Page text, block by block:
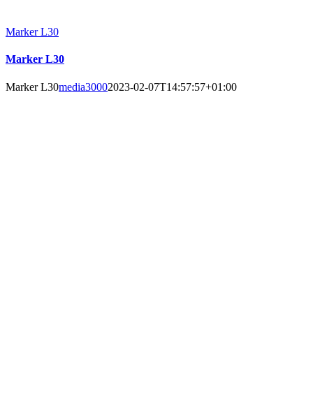
Marker L30
Marker L30
Marker L30media30002023-02-07T14:57:57+01:00